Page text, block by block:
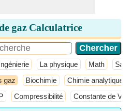
gaz Calculatrice
La physique Math
gaz Biochimie Chimie analytique
Compressibilité Constante de